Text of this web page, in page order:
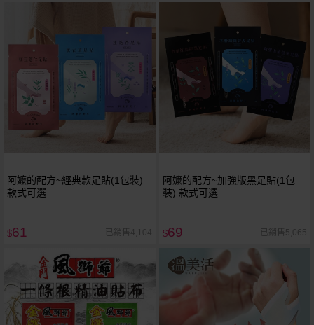
阿嬤的配方~經典款足貼(1包裝)
款式可選
$61 已銷售4,104
阿嬤的配方~加強版黑足貼(1包
裝) 款式可選
$69 已銷售5,065